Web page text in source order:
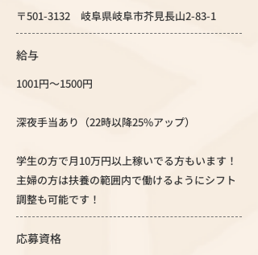
〒501-3132 岐阜県岐阜市芥見長山2-83-1
給与
1001円～1500円
深夜手当あり（22時以降25%アップ）
学生の方で月10万円以上稼いでる方もいます！
主婦の方は扶養の範囲内で働けるようにシフト
調整も可能です！
応募資格